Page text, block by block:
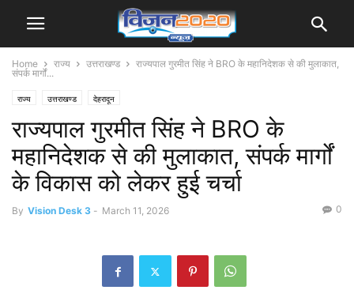
Home राज्य उत्तराखण्ड
राज्यपाल गुरमीत सिंह ने BRO के महानिदेशक से की मुलाकात,
संपर्क मार्गों...
राज्य उत्तराखण्ड देहरादून
राज्यपाल गुरमीत सिंह ने BRO के
महानिदेशक से की मुलाकात, संपर्क मार्गों
के विकास को लेकर हुई चर्चा
By Vision Desk 3 - March 11, 2026 0